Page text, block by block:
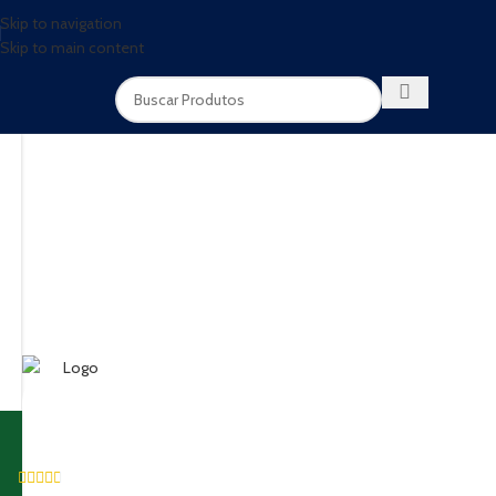
Skip to navigation
Skip to main content